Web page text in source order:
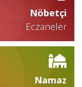
Nöbetçi
Eczaneler
Namaz